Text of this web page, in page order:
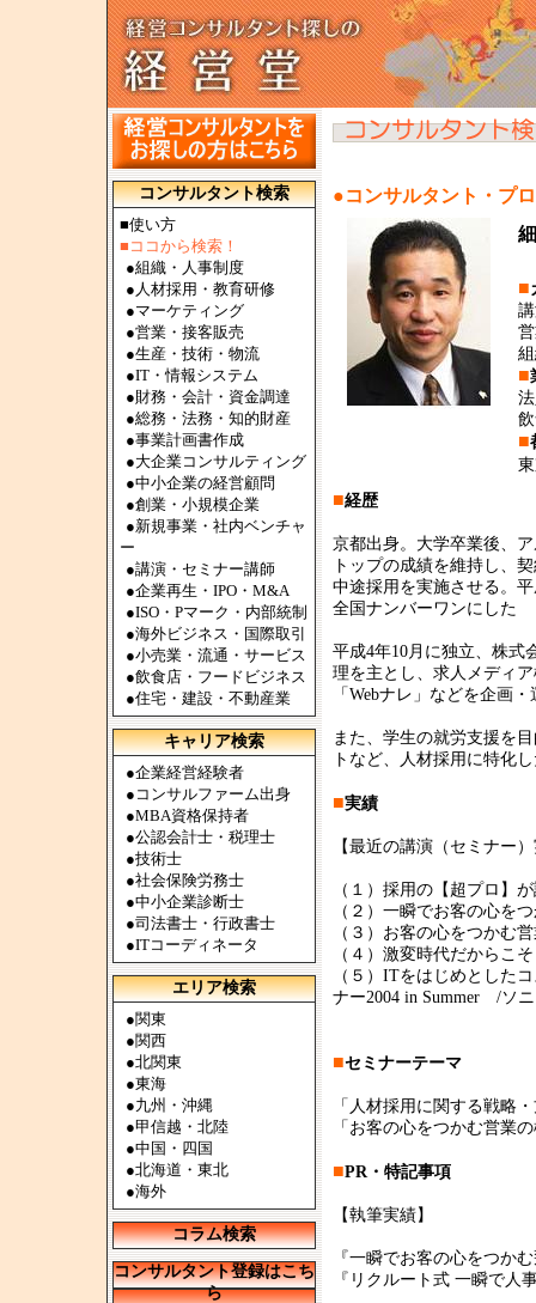
コンサルタント検索
■使い方
■ココから検索！
●組織・人事制度
● 人材採用・教育研修
●マーケティング
●営業・接客販売
●生産・技術・物流
●IT・情報システム
●財務・会計・資金調達
●総務・法務・知的財産
●事業計画書作成
●大企業コンサルティング
●中小企業の経営顧問
●創業・小規模企業
●新規事業・社内ベンチャ
ー
●講演・セミナー講師
●企業再生・IPO・M&A
●ISO・Pマーク・内部統制
●海外ビジネス・国際取引
●小売業・流通・サービス
●飲食店・フードビジネス
●住宅・建設・不動産業
キャリア検索
●企業経営経験者
● コンサルファーム出身
●MBA資格保持者
●公認会計士・税理士
●技術士
●社会保険労務士
●中小企業診断士
●司法書士・行政書士
●ITコーディネータ
エリア検索
●関東
●関西
●北関東
●東海
●九州・沖縄
●甲信越・北陸
●中国・四国
●北海道・東北
●海外
コラム検索
コンサルタント登録はこち
ら
●コンサルタント・プ
■
■
■
■経歴
京都出身。大学卒業後、
トップの成績を維持し、
中途採用を実施させる。
全国ナンバーワンにした
平成4年10月に独立、株式
理を主とし、求人メディ
「Webナレ」などを企画
また、学生の就労支援を
トなど、人材採用に特化
■実績
【最近の講演（セミナー
（１）採用の【超プロ】
（２）一瞬でお客の心
（３）お客の心をつか
（４）激変時代だからこ
（５）ITをはじめとした
ナー2004 in Summer /ソ
■セミナーテーマ
「人材採用に関する戦略
「お客の心をつかむ営業
■PR・特記事項
【執筆実績】
『一瞬でお客の心をつか
『リクルート式 一瞬で人